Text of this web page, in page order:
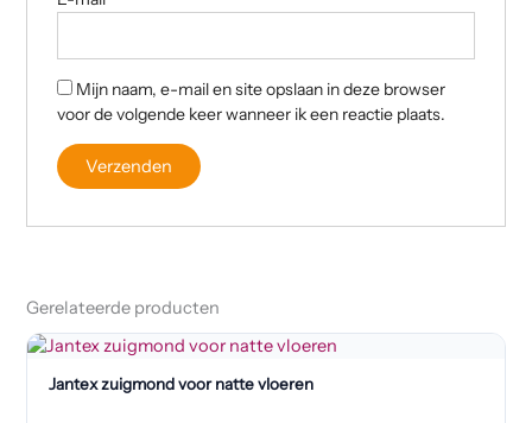
Mijn naam, e-mail en site opslaan in deze browser
voor de volgende keer wanneer ik een reactie plaats.
Gerelateerde producten
Jantex zuigmond voor natte vloeren